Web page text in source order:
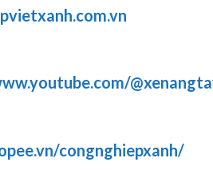
congnghiepxanh/